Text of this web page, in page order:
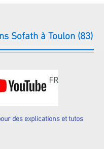
Sofath à Toulon (83)
des explications et tutos